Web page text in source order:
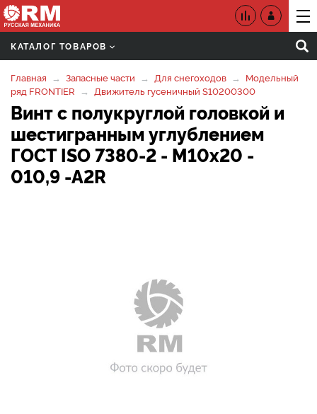
КАТАЛОГ ТОВАРОВ
Главная Запасные части Для снегоходов
Модельный
ряд FRONTIER
Движитель гусеничный S10200300
Винт с полукруглой головкой и
шестигранным углублением
ГОСТ ISO 7380-2 - М10х20 -
010,9 -A2R